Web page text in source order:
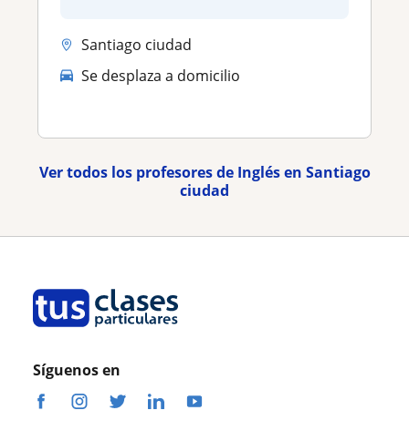
Santiago ciudad
Se desplaza a domicilio
Ver todos los profesores de Inglés en Santiago
ciudad
Síguenos en